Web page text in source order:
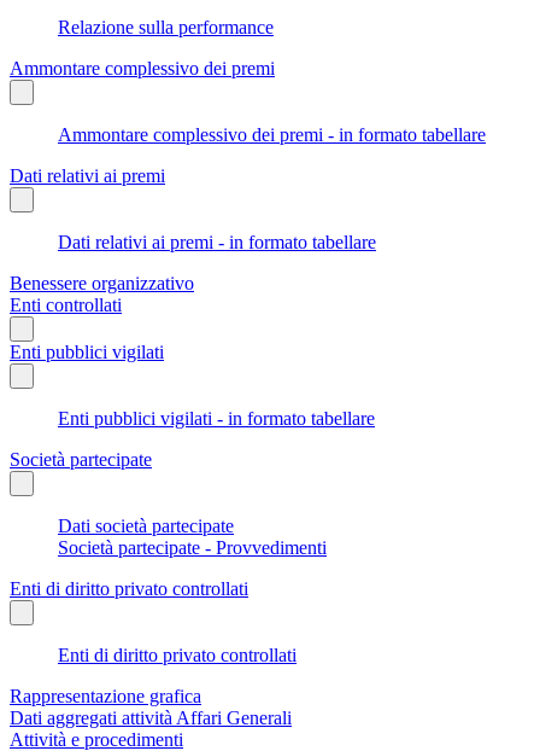
Relazione sulla performance
Ammontare complessivo dei premi
Ammontare complessivo dei premi - in formato tabellare
Dati relativi ai premi
Dati relativi ai premi - in formato tabellare
Benessere organizzativo
Enti controllati
Enti pubblici vigilati
Enti pubblici vigilati - in formato tabellare
Società partecipate
Dati società partecipate
Società partecipate - Provvedimenti
Enti di diritto privato controllati
Enti di diritto privato controllati
Rappresentazione grafica
Dati aggregati attività Affari Generali
Attività e procedimenti